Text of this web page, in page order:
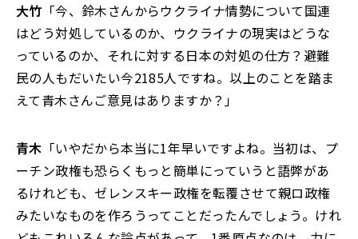
大竹 「今、鈴木さんからウクライナ情勢について国連
はどう対処しているのか、ウクライナの現実はどうな
っているのか、それに対する日本の対処の仕方？避難
民の人もだいたい今2185人ですね。以上のことを踏ま
えて青木さんご意見はありますか？」
青木 「いやだから本当に1年早いですよね。当初は、プ
ーチン政権も恐らくもっと簡単にっていうと語弊があ
るけれども、ゼレンスキー政権を転覆させて親ロ政権
みたいなものを作ろうってことだったんでしょう。けれ